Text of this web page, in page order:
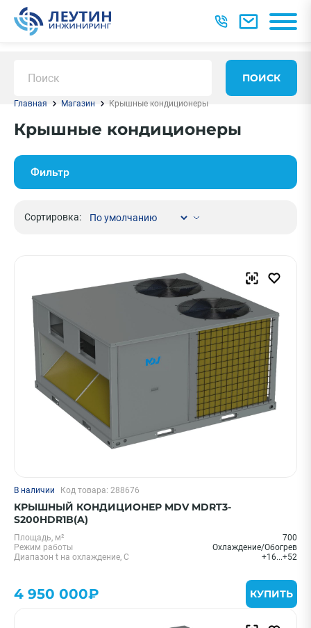
ПОИСК
Главная Магазин Крышные кондиционеры
Крышные кондиционеры
Фильтр
Цена 0 - 2000000 ₽
1,5 кВт - 05 BTU
22 кВт - 76 BTU
16 кВт - 56 BTU
Бренд
Сортировка:
В наличии Код товара: 288676
КРЫШНЫЙ КОНДИЦИОНЕР MDV MDRT3-
S200HDR1B(A)
Площадь, м²
700
Режим работы
Охлаждение/Обогрев
Диапазон t на охлаждение, С
+16...+52
4 950 000₽ КУПИТЬ